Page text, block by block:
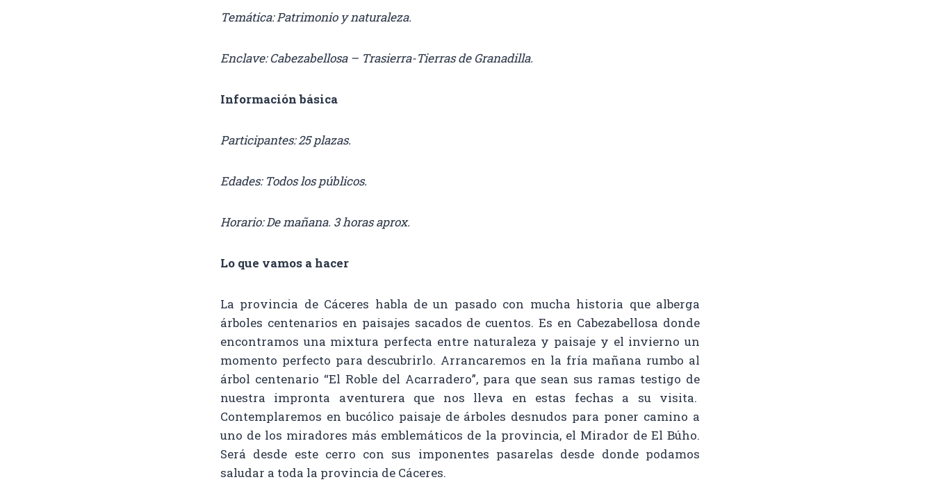
Temática: Patrimonio y naturaleza.
Enclave: Cabezabellosa – Trasierra-Tierras de Granadilla.
Información básica
Participantes: 25 plazas.
Edades: Todos los públicos.
Horario: De mañana. 3 horas aprox.
Lo que vamos a hacer
La provincia de Cáceres habla de un pasado con mucha historia que alberga
árboles centenarios en paisajes sacados de cuentos. Es en Cabezabellosa donde
encontramos una mixtura perfecta entre naturaleza y paisaje y el invierno un
momento perfecto para descubrirlo. Arrancaremos en la fría mañana rumbo al
árbol centenario “El Roble del Acarradero”, para que sean sus ramas testigo de
nuestra impronta aventurera que nos lleva en estas fechas a su visita.
Contemplaremos en bucólico paisaje de árboles desnudos para poner camino a
uno de los miradores más emblemáticos de la provincia, el Mirador de El Búho.
Será desde este cerro con sus imponentes pasarelas desde donde podamos
saludar a toda la provincia de Cáceres.